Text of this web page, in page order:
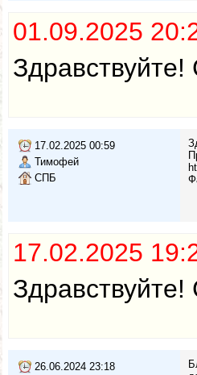
01.09.2025
17.02.2025 00:59
Тимофей
СПБ
17.02.2025
26.06.2024 23:18